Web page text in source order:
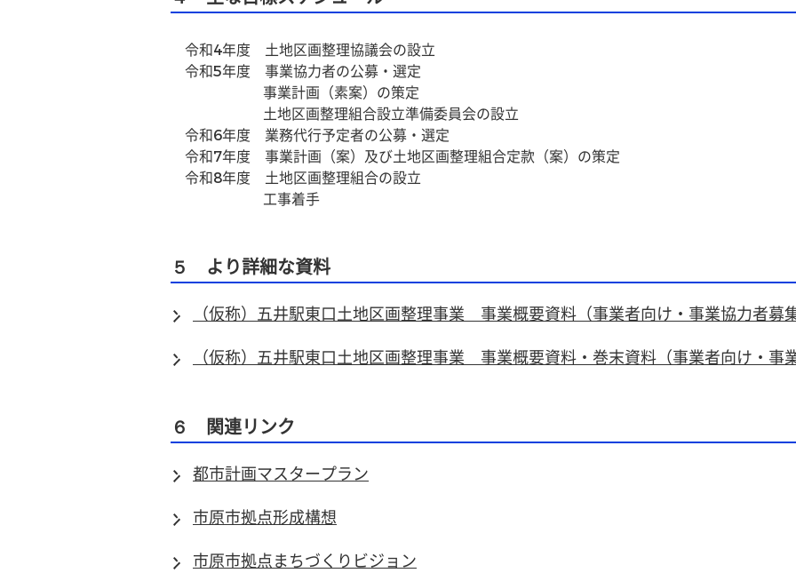
令和4年度　土地区画整理協議会の設立
令和5年度　事業協力者の公募・選定
事業計画（素案）の策定
土地区画整理組合設立準備委員会の設立
令和6年度　業務代行予定者の公募・選定
令和7年度　事業計画（案）及び土地区画整理組合定款（案）の策定
令和8年度　土地区画整理組合の設立
工事着手
５ より詳細な資料
（仮称）五井駅東口土地区画整理事業 事業概要資料（事業者向け・事業協力者募
（仮称）五井駅東口土地区画整理事業 事業概要資料・巻末資料（事業者向け・事
６ 関連リンク
都市計画マスタープラン
市原市拠点形成構想
市原市拠点まちづくりビジョン